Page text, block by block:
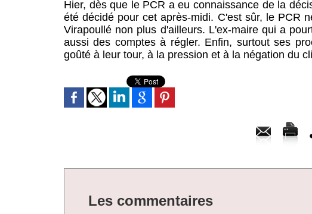
Hier, dès que le PCR a eu connaissance de la
été décidé pour cet après-midi. C'est sûr, le PCR
Virapoullé non plus d'ailleurs. L'ex-maire qui a
aussi des comptes à régler. Enfin, surtout ses
goûté à leur tour, à la pression et à la négation du
Les commentaires